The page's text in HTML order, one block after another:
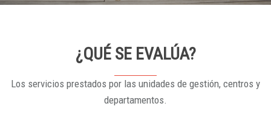
¿QUÉ SE EVALÚA?
Los servicios prestados por las unidades de gestión, centros y
departamentos.